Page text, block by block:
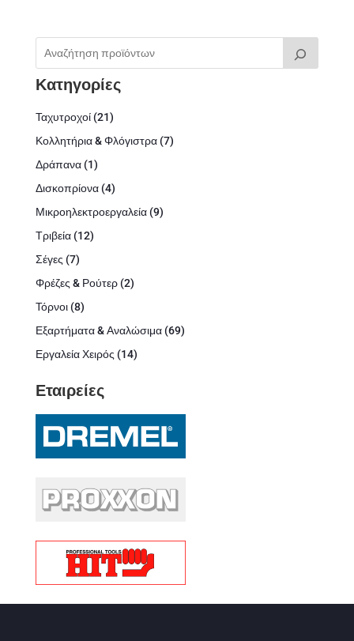
Κατηγορίες
Ταχυτροχοί 2121
προϊόντα
Κολλητήρια & Φλόγιστρα 77
Δράπανα 11
προϊόν
Δισκοπρίονα 44
προϊόντα
Μικροηλεκτροεργαλεία 99
Τριβεία 1212
Σέγες 77
προϊόντα
Φρέζες & Ρούτερ 22
Τόρνοι 88
προϊόντα
Εξαρτήματα & Αναλώσιμα 6969
Εργαλεία Χειρός 1414
Εταιρείες